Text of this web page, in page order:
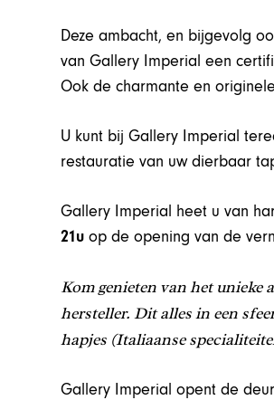
Deze ambacht, en bijgevolg
van Gallery Imperial een
Ook de charmante en
U kunt bij Gallery Imperial
restauratie van uw dierbaar
Gallery Imperial heet u van
21u op de opening van de
Kom genieten van het unieke
hersteller.Dit alles in een
hapjes (Italiaanse
Gallery Imperial opent de